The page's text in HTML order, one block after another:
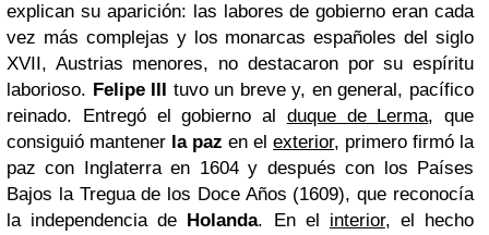
explican su aparición: las labores de gobierno eran cada
vez más complejas y los monarcas españoles del siglo
XVII, Austrias menores, no destacaron por su espíritu
laborioso. Felipe III tuvo un breve y, en general, pacífico
reinado. Entregó el gobierno al duque de Lerma, que
consiguió mantener la paz en el exterior, primero firmó la
paz con Inglaterra en 1604 y después con los Países
Bajos la Tregua de los Doce Años (1609), que reconocía
la independencia de Holanda. En el interior, el hecho